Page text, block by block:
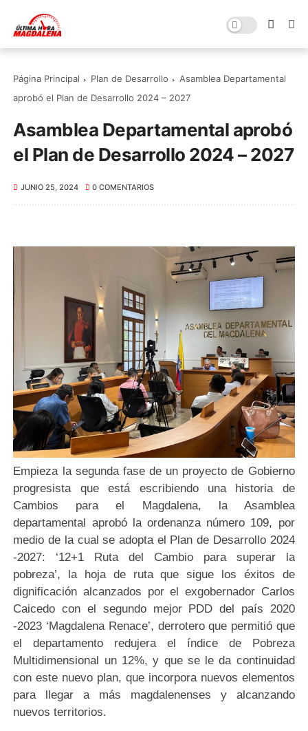
Página Principal Plan de Desarrollo
Asamblea Departamental
aprobó el Plan de Desarrollo 2024 – 2027
Asamblea Departamental aprobó
el Plan de Desarrollo 2024 – 2027
JUNIO 25, 2024 0 COMENTARIOS
Empieza la segunda fase de un proyecto de Gobierno
progresista que está escribiendo una historia de
Cambios para el Magdalena, la Asamblea
departamental aprobó la ordenanza número 109, por
medio de la cual se adopta el Plan de Desarrollo 2024
-2027: ‘12+1 Ruta del Cambio para superar la
pobreza’, la hoja de ruta que sigue los éxitos de
dignificación alcanzados por el exgobernador Carlos
Caicedo con el segundo mejor PDD del país 2020
-2023 ‘Magdalena Renace’, derrotero que permitió que
el departamento redujera el índice de Pobreza
Multidimensional un 12%, y que se le da continuidad
con este nuevo plan, que incorpora nuevos elementos
para llegar a más magdalenenses y alcanzando
nuevos territorios.